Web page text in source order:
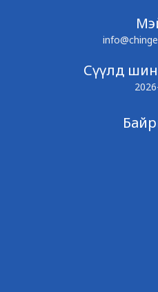
Сүүлд